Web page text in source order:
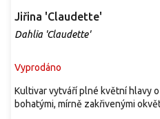
Jiřina 'Claudette'
Dahlia 'Claudette'
Vyprodáno
Kultivar vytváří plné květní hlavy
bohatými, mírně zakřivenými